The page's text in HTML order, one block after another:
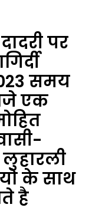
पर
समय
एक
के साथ
है